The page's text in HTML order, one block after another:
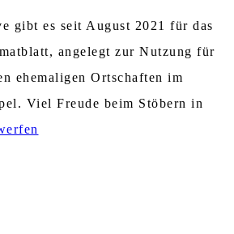
gibt es seit August 2021 für das
angelegt zur Nutzung für
ehemaligen Ortschaften im
Viel Freude beim Stöbern in